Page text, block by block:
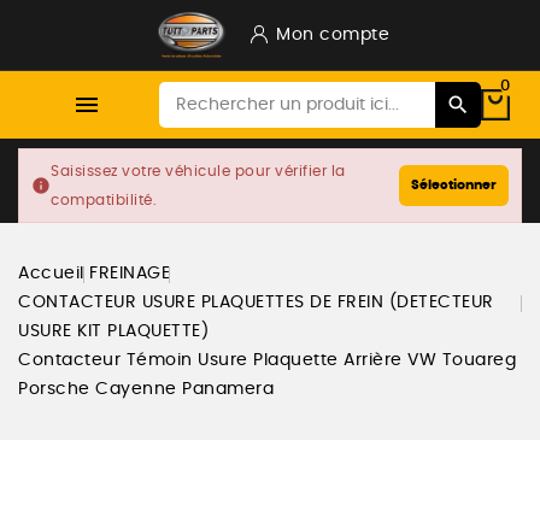
Mon compte

0
info
Saisissez votre véhicule pour vérifier la
compatibilité.
Sélectionner
Accueil
FREINAGE
CONTACTEUR USURE PLAQUETTES DE FREIN (DETECTEUR
USURE KIT PLAQUETTE)
Contacteur Témoin Usure Plaquette Arrière VW Touareg
Porsche Cayenne Panamera